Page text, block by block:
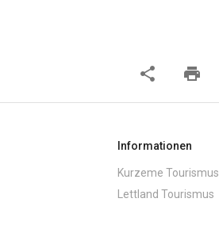
share print
Informationen
Kurzeme Tourismus
Lettland Tourismus